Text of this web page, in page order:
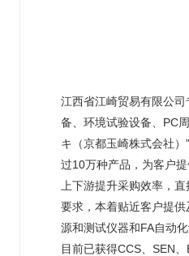
江西省江崎贸易有限公
备、环境试验设备、PC
キ（京都玉崎株式会社
过10万种产品，为客户
上下游提升采购效率，
要求，本着贴近客户提
源和测试仪器和FA自动
目前已获得CCS、SEN